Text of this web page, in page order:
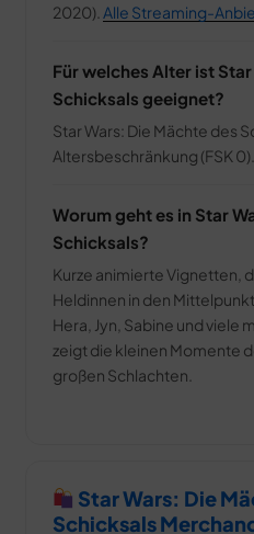
2020). Alle Streaming-
Für welches Alter ist
Schicksals geeignet?
Star Wars: Die Mächte des
Altersbeschränkung (FSK 0).
Worum geht es in Star
Schicksals?
Kurze animierte Vignetten,
Heldinnen in den
Hera, Jyn, Sabine und viele
zeigt die kleinen Momente
großen Schlachten.
Star Wars: Die
Schicksals